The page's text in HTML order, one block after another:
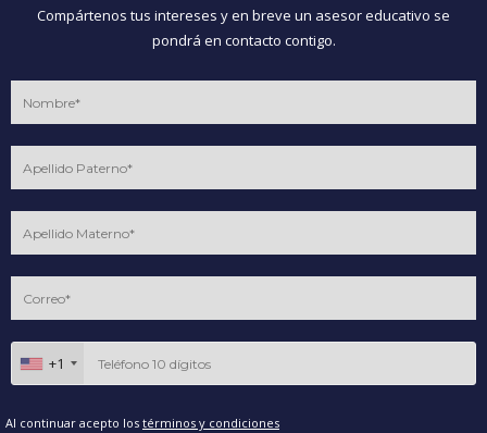
Compártenos tus intereses y en breve un asesor educativo se
pondrá en contacto contigo.
+1
Al continuar acepto los términos y condiciones